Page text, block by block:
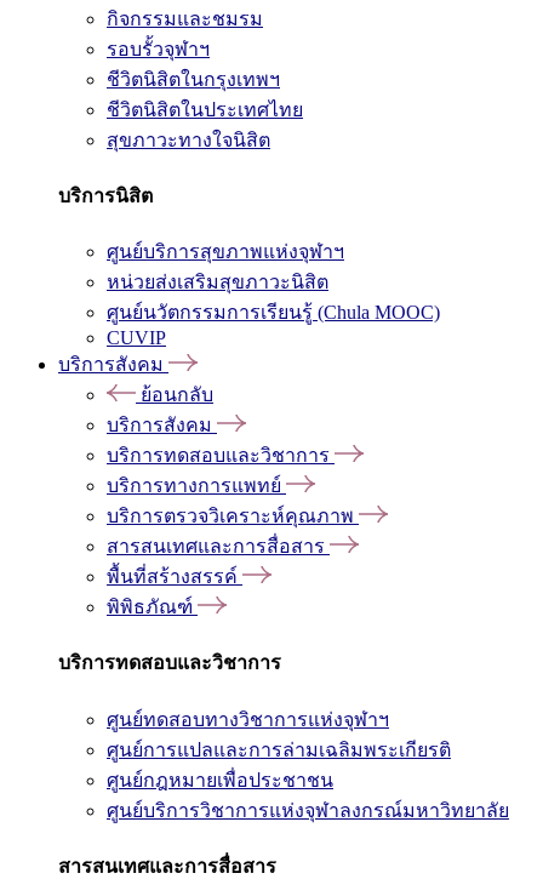
กิจกรรมและชมรม
รอบรั้วจุฬาฯ
ชีวิตนิสิตในกรุงเทพฯ
ชีวิตนิสิตในประเทศไทย
สุขภาวะทางใจนิสิต
บริการนิสิต
ศูนย์บริการสุขภาพแห่งจุฬาฯ
หน่วยส่งเสริมสุขภาวะนิสิต
ศูนย์นวัตกรรมการเรียนรู้ (Chula MOOC)
CUVIP
บริการสังคม
ย้อนกลับ
บริการสังคม
บริการทดสอบและวิชาการ
บริการทางการแพทย์
บริการตรวจวิเคราะห์คุณภาพ
สารสนเทศและการสื่อสาร
พื้นที่สร้างสรรค์
พิพิธภัณฑ์
บริการทดสอบและวิชาการ
ศูนย์ทดสอบทางวิชาการแห่งจุฬาฯ
ศูนย์การแปลและการล่ามเฉลิมพระเกียรติ
ศูนย์กฎหมายเพื่อประชาชน
ศูนย์บริการวิชาการแห่งจุฬาลงกรณ์มหาวิทยาลัย
สารสนเทศและการสื่อสาร